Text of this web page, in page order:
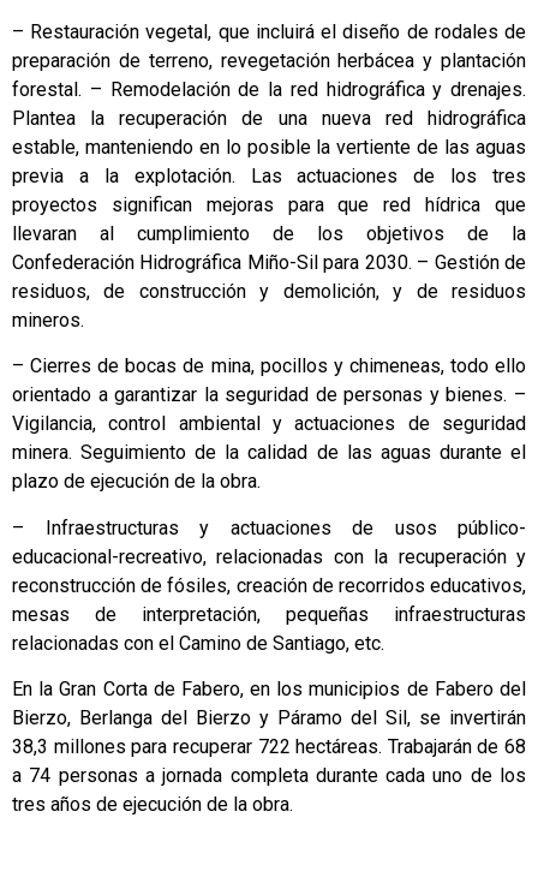
– Restauración vegetal, que incluirá el diseño de rodales de
preparación de terreno, revegetación herbácea y plantación
forestal. – Remodelación de la red hidrográfica y drenajes.
Plantea la recuperación de una nueva red hidrográfica
estable, manteniendo en lo posible la vertiente de las aguas
previa a la explotación. Las actuaciones de los tres
proyectos significan mejoras para que red hídrica que
llevaran al cumplimiento de los objetivos de la
Confederación Hidrográfica Miño-Sil para 2030. – Gestión de
residuos, de construcción y demolición, y de residuos
mineros.
– Cierres de bocas de mina, pocillos y chimeneas, todo ello
orientado a garantizar la seguridad de personas y bienes. –
Vigilancia, control ambiental y actuaciones de seguridad
minera. Seguimiento de la calidad de las aguas durante el
plazo de ejecución de la obra.
– Infraestructuras y actuaciones de usos público-
educacional-recreativo, relacionadas con la recuperación y
reconstrucción de fósiles, creación de recorridos educativos,
mesas de interpretación, pequeñas infraestructuras
relacionadas con el Camino de Santiago, etc.
En la Gran Corta de Fabero, en los municipios de Fabero del
Bierzo, Berlanga del Bierzo y Páramo del Sil, se invertirán
38,3 millones para recuperar 722 hectáreas. Trabajarán de 68
a 74 personas a jornada completa durante cada uno de los
tres años de ejecución de la obra.